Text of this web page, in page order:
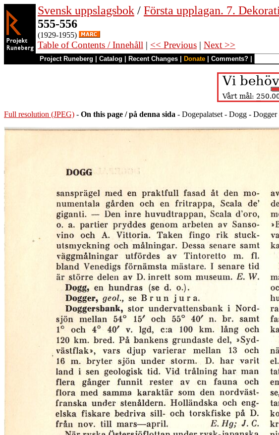
Svensk uppslagsbok / Första upplagan. 7.
555-556
(1929-1955)
Table of Contents / Innehåll | << Previous | Next >>
Project Runeberg Catalog Recent Changes Donate Comments?
Full resolution (JPEG) - On this page / på denna sida - Dogepalatset - Dogg -